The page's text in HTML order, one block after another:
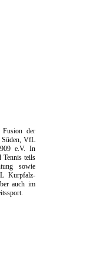
Fusion der
Süden, VfL
e.V. In
Tennis teils
sowie
Kurpfalz-
auch im